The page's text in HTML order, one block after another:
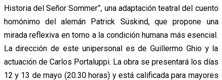
Historia del Señor Sommer”, una adaptación teatral del cuento
homónimo del alemán Patrick Süskind, que propone una
mirada reflexiva en torno a la condición humana más esencial.
La dirección de este unipersonal es de Guillermo Ghio y la
actuación de Carlos Portaluppi. La obra se presentará los días
12 y 13 de mayo (20.30 horas) y está calificada para mayores